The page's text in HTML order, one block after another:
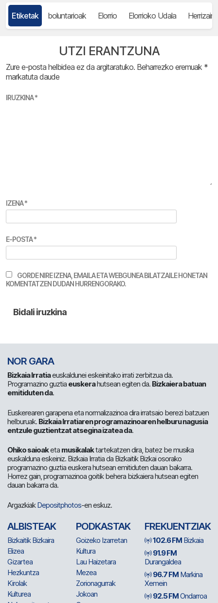
Etiketak boluntarioak Elorrio Elorrioko Udala
UTZI ERANTZUNA
Zure e-posta helbidea ez da argitaratuko. Beharrezko eremuak *
markatuta daude
IRUZKINA*
IZENA*
E-POSTA*
GORDE NIRE IZENA, EMAILA ETA WEBGUNEA BILATZAILE HONETAN
KOMENTATZEN DUDAN HURRENGORAKO.
NOR GARA
Bizkaia Irratiaeuskaldunei eskeinitako irrati zerbitzua da.
Programazino guztia euskerahutsean egiten da. Bizkaiera batuan
emitiduten da.
Euskerearen garapena eta normalizazinoa dira irratsaio berezi batzuen
helburuak. Bizkaia Irratiaren programazinoaren helburu nagusia
entzule guztientzat atsegina izatea da.
Ohiko saioaketa musikalaktartekatzen dira, batez be musika
euskalduna eskeiniz. Bizkaia Irratia da Bizkaitik Bizkai osorako
programazino guztia euskera hutsean emitiduten dauan bakarra.
Horrez gain, programazinoa goitik behera bizkaiera hutsean egiten
dauan bakarra da.
ArgazkiakDepositphotos-en eskuz.
ALBISTEAK
Bizkaitik Bizkaira
Elizea
Gizartea
Hezkuntza
Kirolak
Kulturea
PODKASTAK
Goizeko Izarretan
Kultura
Lau Haizetara
Mezea
Zorionagurrak
Jokoan
FREKUENTZIAK
102.6 FM Bizkaia
91.9 FM
Durangaldea
96.7 FM Markina
Xemein
92.5 FMOndarroa